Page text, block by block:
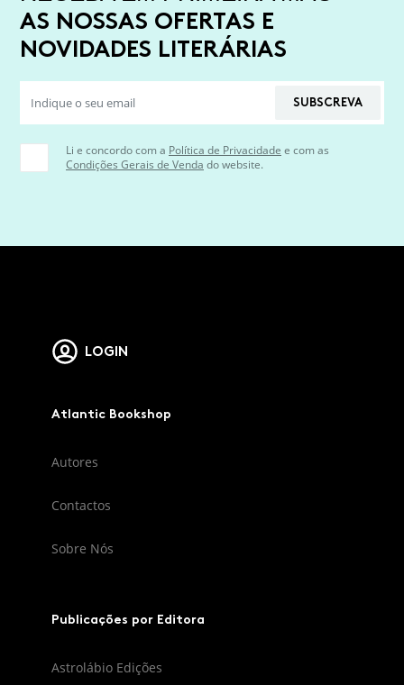
AS NOSSAS OFERTAS E
NOVIDADES LITERÁRIAS
SUBSCREVA
Li e concordo com a Política de Privacidade e com as
Condições Gerais de Venda do website.
LOGIN
Atlantic Bookshop
Autores
Contactos
Sobre Nós
Publicações por Editora
Astrolábio Edições